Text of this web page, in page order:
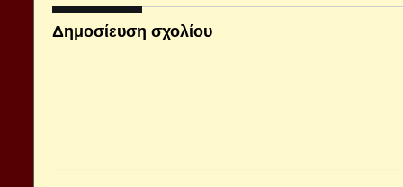
Δημοσίευση σχολίου